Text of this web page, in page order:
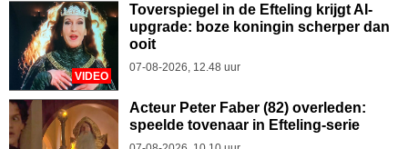
VIDEO
Toverspiegel in de Efteling krijgt AI-
upgrade: boze koningin scherper dan
ooit
07-08-2026, 12.48 uur
Acteur Peter Faber (82) overleden:
speelde tovenaar in Efteling-serie